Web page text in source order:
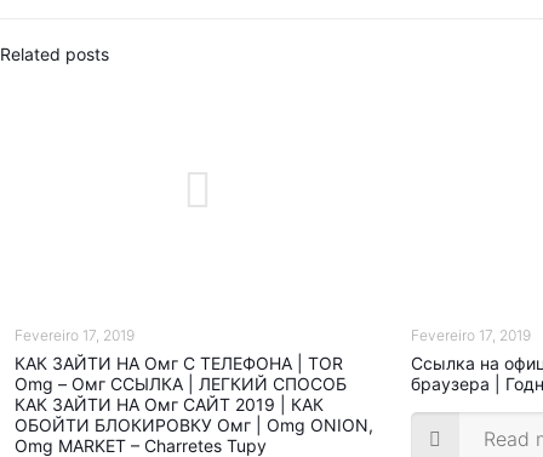
Related posts
Fevereiro 17, 2019
КАК ЗАЙТИ НА Омг С ТЕЛЕФОНА | TOR
Omg – Омг ССЫЛКА | ЛЕГКИЙ СПОСОБ
КАК ЗАЙТИ НА Омг САЙТ 2019 | КАК
ОБОЙТИ БЛОКИРОВКУ Омг | Omg ONION,
Omg MARKET – Charretes Tupy
Fevereiro 17, 2019
Ссылка на
браузера |
Read